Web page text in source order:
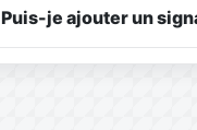
Puis-je ajouter un